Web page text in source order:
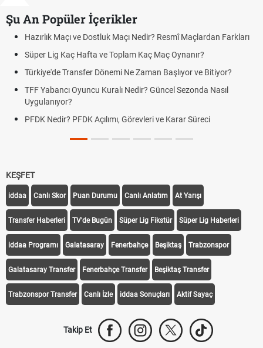
Şu An Popüler İçerikler
Hazırlık Maçı ve Dostluk Maçı Nedir? Resmî Maçlardan Farkları
Süper Lig Kaç Hafta ve Toplam Kaç Maç Oynanır?
Türkiye'de Transfer Dönemi Ne Zaman Başlıyor ve Bitiyor?
TFF Yabancı Oyuncu Kuralı Nedir? Güncel Sezonda Nasıl
Uygulanıyor?
PFDK Nedir? PFDK Açılımı, Görevleri ve Karar Süreci
KEŞFET
iddaa Canlı Skor Puan Durumu Canlı Anlatım At Yarışı
Transfer Haberleri TV'de Bugün Süper Lig Fikstür Süper Lig Haberleri
iddaa Programı Galatasaray Fenerbahçe Beşiktaş Trabzonspor
Galatasaray Transfer Fenerbahçe Transfer Beşiktaş Transfer
Trabzonspor Transfer Canlı İzle iddaa Sonuçları Aktif Sayaç
Takip Et